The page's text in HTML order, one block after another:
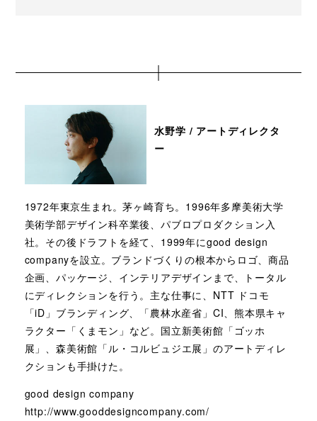
水野学 / アートディレクタ
ー
1972年東京生まれ。茅ヶ崎育ち。1996年多摩美術大学
美術学部デザイン科卒業後、パブロプロダクション入
社。その後ドラフトを経て、1999年にgood design
companyを設立。ブランドづくりの根本からロゴ、商品
企画、パッケージ、インテリアデザインまで、トータル
にディレクションを行う。主な仕事に、NTT ドコモ
「iD」ブランディング、「農林水産省」CI、熊本県キャ
ラクター「くまモン」など。国立新美術館「ゴッホ
展」、森美術館「ル・コルビュジエ展」のアートディレ
クションも手掛けた。
good design company
http://www.gooddesigncompany.com/